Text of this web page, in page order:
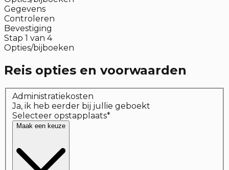
Gegevens
Controleren
Bevestiging
Stap 1 van 4
Opties/bijboeken
Reis opties en voorwaarden
Administratiekosten
Ja, ik heb eerder bij jullie geboekt
Selecteer opstapplaats*
Maak een keuze